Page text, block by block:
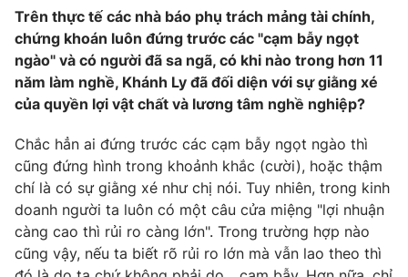
Trên thực tế các nhà báo phụ trách mảng tài chính,
chứng khoán luôn đứng trước các "cạm bẫy ngọt
ngào" và có người đã sa ngã, có khi nào trong hơn 11
năm làm nghề, Khánh Ly đã đối diện với sự giằng xé
của quyền lợi vật chất và lương tâm nghề nghiệp?
Chắc hẳn ai đứng trước các cạm bẫy ngọt ngào thì
cũng đứng hình trong khoảnh khắc (cười), hoặc thậm
chí là có sự giằng xé như chị nói. Tuy nhiên, trong kinh
doanh người ta luôn có một câu cửa miệng "lợi nhuận
càng cao thì rủi ro càng lớn". Trong trường hợp nào
cũng vậy, nếu ta biết rõ rủi ro lớn mà vẫn lao theo thì